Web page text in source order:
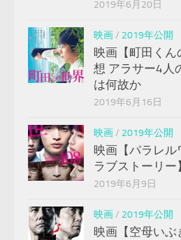
2019年6月20日
映画/ 2019年公開
映画【町田くん
想 アラサー4人
は何故か
2019年6月16日
映画/ 2019年公開
映画【パラレル
ラブストーリー
2019年6月9日
映画/ 2019年公開
映画【空母いぶ